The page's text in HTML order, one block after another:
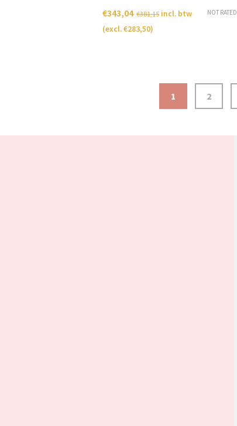
NOT RATED
€381,15
€343,04
incl. btw
(excl.€283,50)
1 2